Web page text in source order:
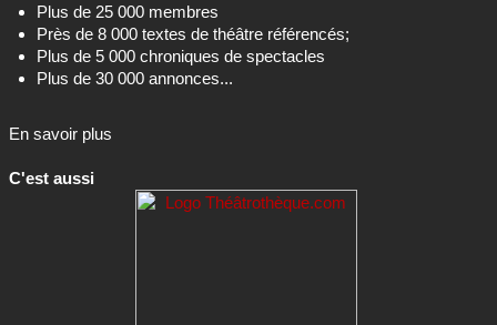
Plus de 25 000 membres
Près de 8 000 textes de théâtre référencés;
Plus de 5 000 chroniques de spectacles
Plus de 30 000 annonces...
En savoir plus
C'est aussi